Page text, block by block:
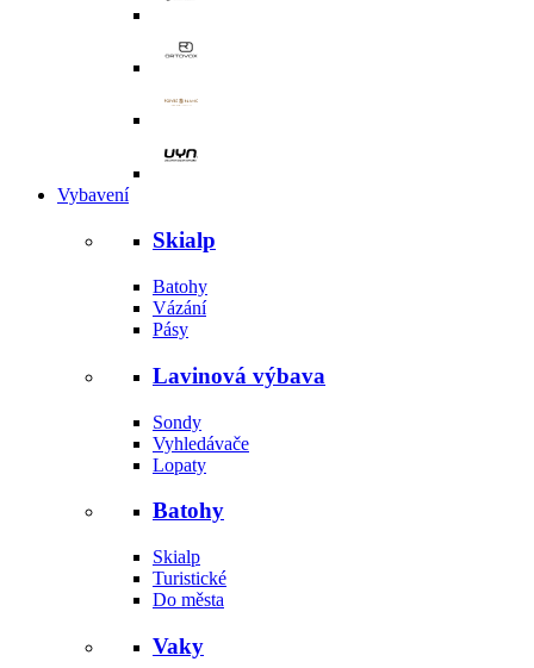
Vybavení
Skialp
Batohy
Vázání
Pásy
Lavinová výbava
Sondy
Vyhledávače
Lopaty
Batohy
Skialp
Turistické
Do města
Vaky